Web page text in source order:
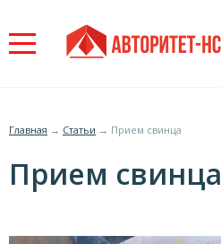
to
navigation
Вы
здесь
Главная → Статьи → Прием свинца
Прием свинца